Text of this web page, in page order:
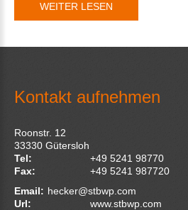
WEITER LESEN
Kontakt aufnehmen
Roonstr. 12
33330 Gütersloh
Tel:
+49 5241 98770
Fax:
+49 5241 987720
Email: hecker@stbwp.com
Url:
www.stbwp.com